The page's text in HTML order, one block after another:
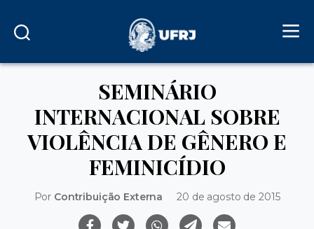
SEMINÁRIO
INTERNACIONAL SOBRE
VIOLÊNCIA DE GÊNERO E
FEMINICÍDIO
Por Contribuição Externa 20 de agosto de 2015